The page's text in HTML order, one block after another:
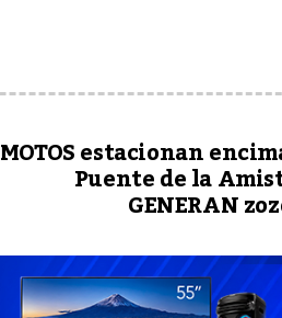
MOTOS estacionan
Puente de la
GENERAN